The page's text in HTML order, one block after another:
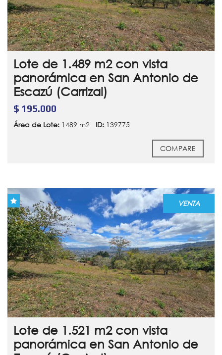
Lote de 1.489 m2 con vista
panorámica en San Antonio de
Escazú (Carrizal)
$ 195.000
Área de Lote: 1489 m2 ID: 139775
VENTA
Lote de 1.521 m2 con vista
panorámica en San Antonio de
COMPARE